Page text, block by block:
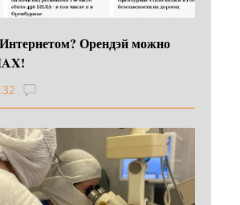
Орендэй можно